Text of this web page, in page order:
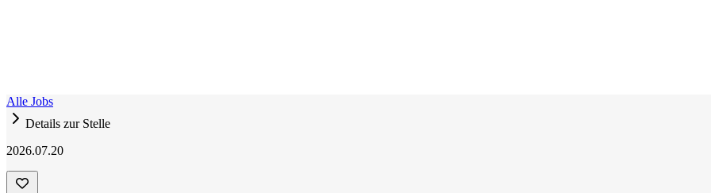
Alle Jobs
Details zur Stelle
2026.07.20